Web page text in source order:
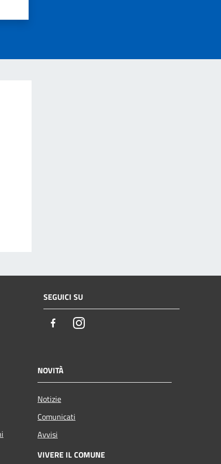
SEGUICI SU
FacebookInstagram
NOVITÀ
Notizie
Comunicati
Avvisi
VIVERE IL COMUNE